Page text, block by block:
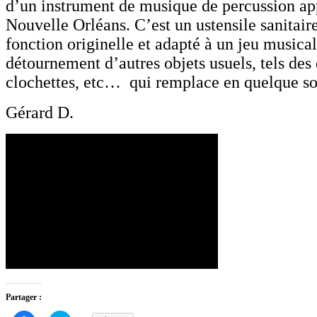
d’un instrument de musique de percussion
Nouvelle Orléans. C’est un ustensile
fonction originelle et adapté à un jeu
détournement d’autres objets usuels, tels des
clochettes, etc… qui remplace en quelque
Gérard D.
Partager :